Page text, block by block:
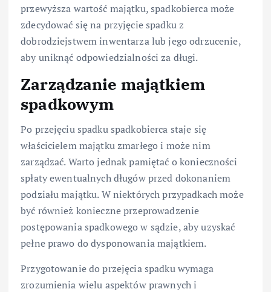
przewyższa wartość majątku, spadkobierca może
zdecydować się na przyjęcie spadku z
dobrodziejstwem inwentarza lub jego odrzucenie,
aby uniknąć odpowiedzialności za długi.
Zarządzanie majątkiem
spadkowym
Po przejęciu spadku spadkobierca staje się
właścicielem majątku zmarłego i może nim
zarządzać. Warto jednak pamiętać o konieczności
spłaty ewentualnych długów przed dokonaniem
podziału majątku. W niektórych przypadkach może
być również konieczne przeprowadzenie
postępowania spadkowego w sądzie, aby uzyskać
pełne prawo do dysponowania majątkiem.
Przygotowanie do przejęcia spadku wymaga
zrozumienia wielu aspektów prawnych i